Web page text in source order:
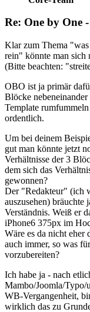
Re: One by One
Klar zum Thema
rein" könnte man sich
(Bitte beachten:
OBO ist ja primär
Blöcke
Template
ordentlich.
Um bei deinem
gut man könnte jetzt
Verhältnisse der 3
dem sich das
gewonnen?
Der "Redakteur" (ich
auszusehen) bräuchte
Verständnis. Weiß er
iPhone6 375px im
Wäre es da nicht eher
auch immer, so was
vorzubereiten?
Ich habe ja - nach
Mambo/Joomla/Typo/
WB-Vergangenheit,
wirklich das zu